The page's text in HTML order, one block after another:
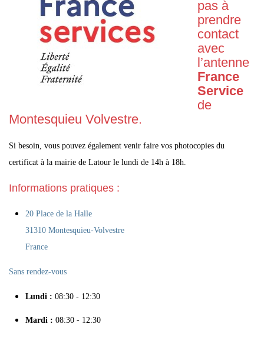
pas à
prendre
contact
avec
l’antenne
France
Service
de
Montesquieu Volvestre.
Si besoin, vous pouvez également venir faire vos photocopies du
certificat à la mairie de Latour le lundi de 14h à 18h.
Informations pratiques :
20 Place de la Halle
31310 Montesquieu-Volvestre
France
Sans rendez-vous
Lundi : 08:30 - 12:30
Mardi : 08:30 - 12:30